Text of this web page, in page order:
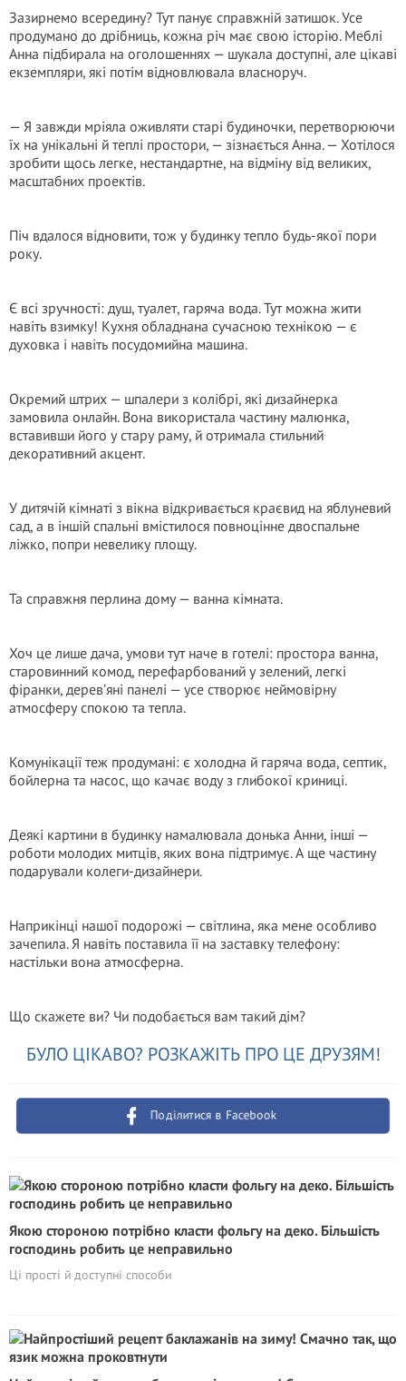
Зазирнемо всередину? Тут панує справжній затишок. Усе
продумано до дрібниць, кожна річ має свою історію. Меблі
Анна підбирала на оголошеннях — шукала доступні, але цікаві
екземпляри, які потім відновлювала власноруч.
— Я завжди мріяла оживляти старі будиночки, перетворюючи
їх на унікальні й теплі простори, — зізнається Анна. — Хотілося
зробити щось легке, нестандартне, на відміну від великих,
масштабних проектів.
Піч вдалося відновити, тож у будинку тепло будь-якої пори
року.
Є всі зручності: душ, туалет, гаряча вода. Тут можна жити
навіть взимку! Кухня обладнана сучасною технікою — є
духовка і навіть посудомийна машина.
Окремий штрих — шпалери з колібрі, які дизайнерка
замовила онлайн. Вона використала частину малюнка,
вставивши його у стару раму, й отримала стильний
декоративний акцент.
У дитячій кімнаті з вікна відкривається краєвид на яблуневий
сад, а в іншій спальні вмістилося повноцінне двоспальне
ліжко, попри невелику площу.
Та справжня перлина дому — ванна кімната.
Хоч це лише дача, умови тут наче в готелі: простора ванна,
старовинний комод, перефарбований у зелений, легкі
фіранки, дерев’яні панелі — усе створює неймовірну
атмосферу спокою та тепла.
Комунікації теж продумані: є холодна й гаряча вода, септик,
бойлерна та насос, що качає воду з глибокої криниці.
Деякі картини в будинку намалювала донька Анни, інші —
роботи молодих митців, яких вона підтримує. А ще частину
подарували колеги-дизайнери.
Наприкінці нашої подорожі — світлина, яка мене особливо
зачепила. Я навіть поставила її на заставку телефону:
настільки вона атмосферна.
Що скажете ви? Чи подобається вам такий дім?
БУЛО ЦІКАВО? РОЗКАЖІТЬ ПРО ЦЕ ДРУЗЯМ!
Поділитися в Facebook
Якою стороною потрібно класти фольгу на деко. Більшість
господинь робить це неправильно
Ці прості й доступні способи